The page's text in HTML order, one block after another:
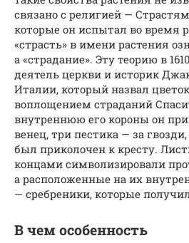
связано с религией —
которые он испытал во время
«страсть» в имени растения
а «страдание». Эту теорию в
деятель церкви и историк
Италии, который назвал
воплощением страданий
внутреннюю его короны он
венец, три пестика — за
был приколочен к кресту.
концами символизировали
а расположенные на их
— сребреники, которые
В чем особенность